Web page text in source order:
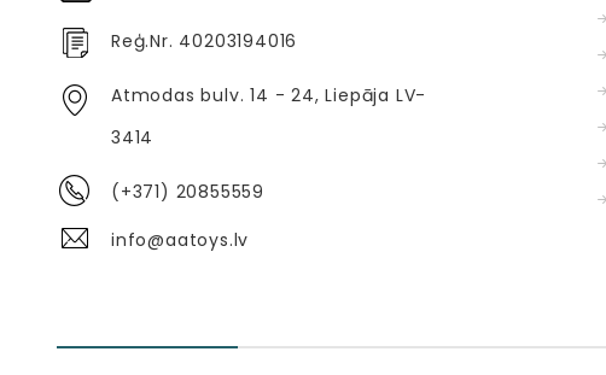
Reģ.Nr. 40203194016
Atmodas bulv. 14 - 24, Liepāja LV-
3414
(+371) 20855559
info@aatoys.lv